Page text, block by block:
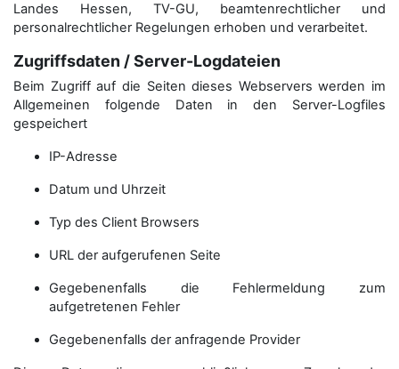
Landes Hessen, TV-GU, beamtenrechtlicher und
personalrechtlicher Regelungen erhoben und verarbeitet.
Zugriffsdaten / Server-Logdateien
Beim Zugriff auf die Seiten dieses Webservers werden im
Allgemeinen folgende Daten in den Server-Logfiles
gespeichert
IP-Adresse
Datum und Uhrzeit
Typ des Client Browsers
URL der aufgerufenen Seite
Gegebenenfalls die Fehlermeldung zum
aufgetretenen Fehler
Gegebenenfalls der anfragende Provider